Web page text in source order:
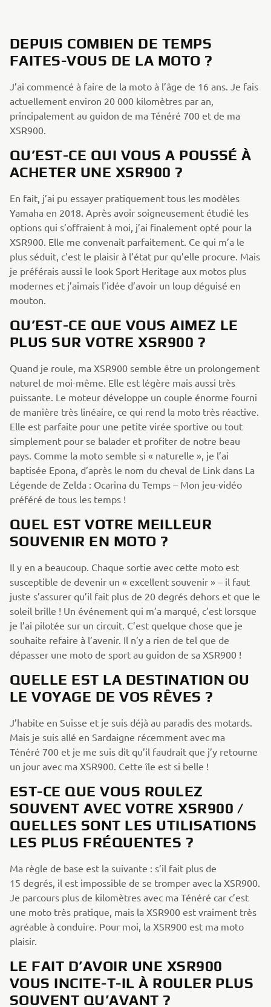
DEPUIS COMBIEN DE TEMPS
FAITES-VOUS DE LA MOTO ?
J’ai commencé à faire de la moto à l’âge de 16 ans. Je fais
actuellement environ 20 000 kilomètres par an,
principalement au guidon de ma Ténéré 700 et de ma
XSR900.
QU’EST-CE QUI VOUS A POUSSÉ À
ACHETER UNE XSR900 ?
En fait, j’ai pu essayer pratiquement tous les modèles
Yamaha en 2018. Après avoir soigneusement étudié les
options qui s’offraient à moi, j’ai finalement opté pour la
XSR900. Elle me convenait parfaitement. Ce qui m’a le
plus séduit, c’est le plaisir à l’état pur qu’elle procure. Mais
je préférais aussi le look Sport Heritage aux motos plus
modernes et j’aimais l’idée d’avoir un loup déguisé en
mouton.
QU’EST-CE QUE VOUS AIMEZ LE
PLUS SUR VOTRE XSR900 ?
Quand je roule, ma XSR900 semble être un prolongement
naturel de moi-même. Elle est légère mais aussi très
puissante. Le moteur développe un couple énorme fourni
de manière très linéaire, ce qui rend la moto très réactive.
Elle est parfaite pour une petite virée sportive ou tout
simplement pour se balader et profiter de notre beau
pays. Comme la moto semble si « naturelle », je l’ai
baptisée Epona, d’après le nom du cheval de Link dans La
Légende de Zelda : Ocarina du Temps – Mon jeu-vidéo
préféré de tous les temps !
QUEL EST VOTRE MEILLEUR
SOUVENIR EN MOTO ?
Il y en a beaucoup. Chaque sortie avec cette moto est
susceptible de devenir un « excellent souvenir » – il faut
juste s’assurer qu’il fait plus de 20 degrés dehors et que le
soleil brille ! Un événement qui m’a marqué, c’est lorsque
je l’ai pilotée sur un circuit. C’est quelque chose que je
souhaite refaire à l’avenir. Il n’y a rien de tel que de
dépasser une moto de sport au guidon de sa XSR900 !
QUELLE EST LA DESTINATION OU
LE VOYAGE DE VOS RÊVES ?
J’habite en Suisse et je suis déjà au paradis des motards.
Mais je suis allé en Sardaigne récemment avec ma
Ténéré 700 et je me suis dit qu’il faudrait que j’y retourne
un jour avec ma XSR900. Cette île est si belle !
EST-CE QUE VOUS ROULEZ
SOUVENT AVEC VOTRE XSR900 /
QUELLES SONT LES UTILISATIONS
LES PLUS FRÉQUENTES ?
Ma règle de base est la suivante : s’il fait plus de
15 degrés, il est impossible de se tromper avec la XSR900.
Je parcours plus de kilomètres avec ma Ténéré car c’est
une moto très pratique, mais la XSR900 est vraiment très
agréable à conduire. Pour moi, la XSR900 est ma moto
plaisir.
LE FAIT D’AVOIR UNE XSR900
VOUS INCITE-T-IL À ROULER PLUS
SOUVENT QU’AVANT ?